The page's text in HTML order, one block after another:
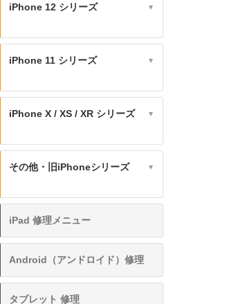
iPhone 12 シリーズ ▼
iPhone 11 シリーズ ▼
iPhone X / XS / XR シリーズ ▼
その他・旧iPhoneシリーズ ▼
iPad 修理メニュー
Android（アンドロイド）修理
タブレット 修理